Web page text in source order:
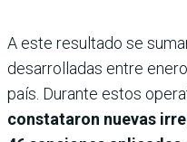
A este resultado se
desarrolladas entre
país. Durante estos
constataron nuevas